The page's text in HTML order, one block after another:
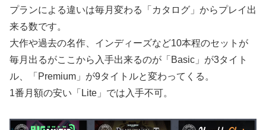
プランによる違いは毎月変わる「カタログ」からプレイ出
来る数です。
大作や過去の名作、インディーズなど10本程のセットが
毎月出るがここから入手出来るのが「Basic」が3タイト
ル、「Premium」が9タイトルと変わってくる。
1番月額の安い「Lite」では入手不可。